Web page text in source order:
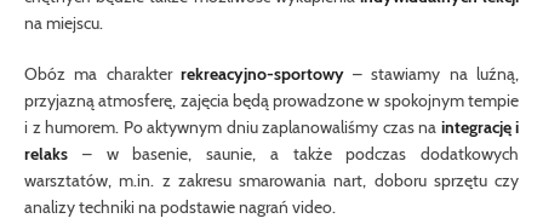
na miejscu.
Obóz ma charakter rekreacyjno-sportowy– stawiamy na luźną,
przyjazną atmosferę, zajęcia będą prowadzone w spokojnym tempie
i z humorem. Po aktywnym dniu zaplanowaliśmy czas na integrację i
relaks – w basenie, saunie, a także podczas dodatkowych
warsztatów, m.in. z zakresu smarowania nart, doboru sprzętu czy
analizy techniki na podstawie nagrań video.